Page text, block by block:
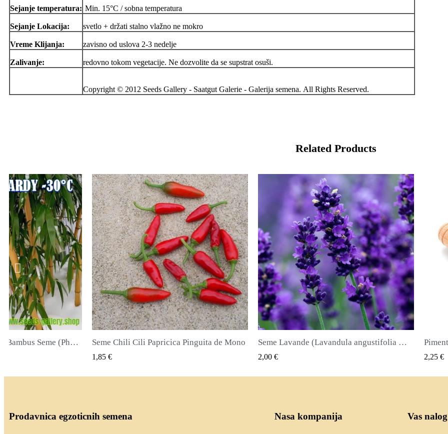
Sejanje temperatura: Min. 15°C / sobna temperatura
Sejanje Lokacija: svetlo + držati stalno vlažno ne mokro
Vreme Klijanja: zavisno od uslova 2-3 nedelje
Zalivanje: redovno tokom vegetacije. Ne dozvolite da se supstrat osuši.
Copyright © 2012 Seeds Gallery - Saatgut Galerie - Galerija semena. All Rights Reserved.
Related Products
VIEWPinguita de Mono QUICK VIEW Seme Lavande (Lavandula angustifolia Mill)
2,00 €
QUICK VIEW Piment ili Najkvirc Seme Lekovita biljka i zacin
2,25 €
Seme
2,50 €
Prodavnica egzoticnih semena Nasa kompanija Vas nalog